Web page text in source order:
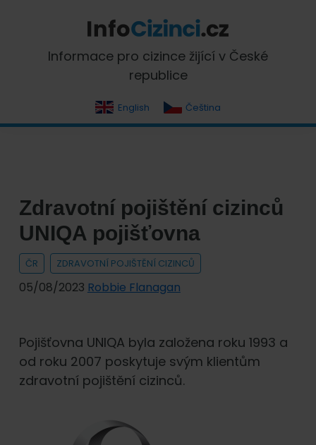
primary
navigation
content
primaryInfoCizinci.cz
Informace pro cizince žijící v České
republice
English Čeština
Zdravotní pojištění cizinců
UNIQA pojišťovna
ČR ZDRAVOTNÍ POJIŠTĚNÍ CIZINCŮ
05/08/2023 Robbie Flanagan
Pojišťovna UNIQA byla založena roku 1993 a
od roku 2007 poskytuje svým klientům
zdravotní pojištění cizinců.